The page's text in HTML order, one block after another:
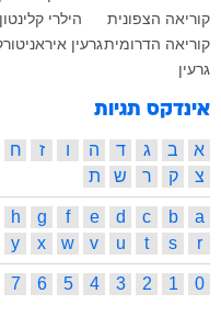
קוריאה הצפונית
הילרי קלינטון
קוריאה הדרומיתגרעין איראני
גרעין
אינדקס תגיות
א ב ג ד ה ו ז ח
צ
ק ר ש ת
a
b
c
d
e
f
g
h
r
s
t
u
v
w
x
y
0
1
2
3
4
5
6
7